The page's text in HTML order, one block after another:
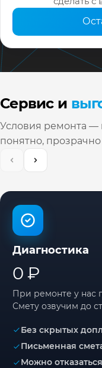
Сервис и
Условия ремонта —
понятно,
Диагностика
0 ₽
При ремонте у нас
Смету озвучим до
Без скрытых
Письменная
Можно отказаться